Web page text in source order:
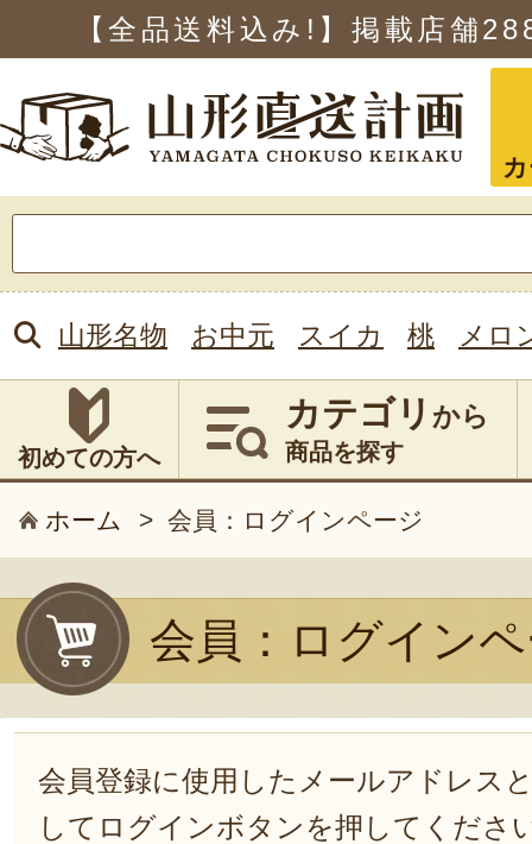
【全品送料込み!】掲載店舗
索:
山形名物 お中元 スイカ 桃 メロ
初めての方へ
カテゴリ から
商品を探す
ホーム > 会員：ログインページ
会員：ログイン
会員登録に使用したメールアドレス
してログインボタンを押してくださ